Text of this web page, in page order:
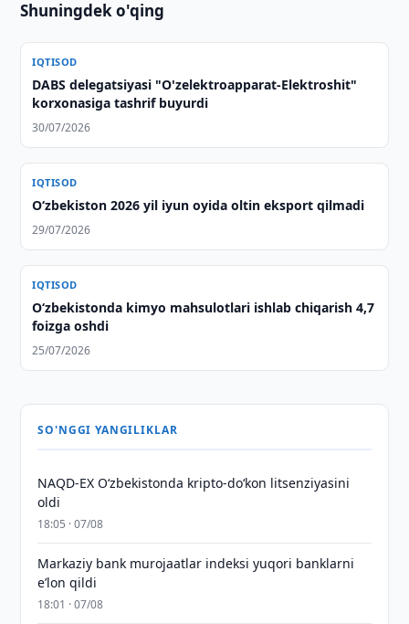
Shuningdek o'qing
IQTISOD
DABS delegatsiyasi "O'zelektroapparat-Elektroshit"
korxonasiga tashrif buyurdi
30/07/2026
IQTISOD
O‘zbekiston 2026 yil iyun oyida oltin eksport qilmadi
29/07/2026
IQTISOD
O‘zbekistonda kimyo mahsulotlari ishlab chiqarish 4,7
foizga oshdi
25/07/2026
SO'NGGI YANGILIKLAR
NAQD-EX O‘zbekistonda kripto-do‘kon litsenziyasini
oldi
18:05 · 07/08
Markaziy bank murojaatlar indeksi yuqori banklarni
eʼlon qildi
18:01 · 07/08